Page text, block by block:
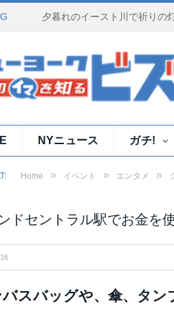
NYニュース ガチ!
Home » イベント » エンタメ »
ドセントラル駅でお金を
スバッグや、傘、タン